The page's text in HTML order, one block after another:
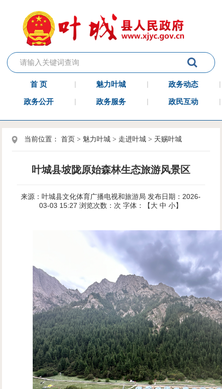
首 页 魅力叶城 政务动态
政务公开 政务服务 政民互动
当前位置：首页 > 魅力叶城 > 走进叶城 > 天赐叶城
叶城县坡陇原始森林生态旅游风景区
来源：叶城县文化体育广播电视和旅游局 发布日期：2026-
03-03 15:27 浏览次数： 次 字体：【大 中 小】